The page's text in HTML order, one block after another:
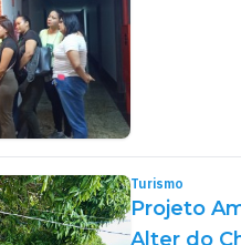
Turismo
Projeto
Alter do